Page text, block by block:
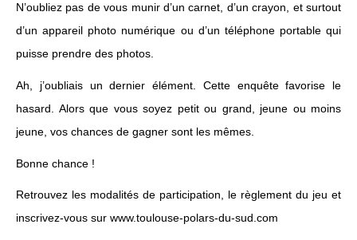
N’oubliez pas de vous munir d’un carnet, d’un crayon, et surtout
d’un appareil photo numérique ou d’un téléphone portable qui
puisse prendre des photos.
Ah, j’oubliais un dernier élément. Cette enquête favorise le
hasard. Alors que vous soyez petit ou grand, jeune ou moins
jeune, vos chances de gagner sont les mêmes.
Bonne chance !
Retrouvez les modalités de participation, le règlement du jeu et
inscrivez‐vous sur www.toulouse‐polars‐du‐sud.com